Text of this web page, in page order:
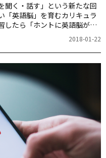
聞く・話す」という新たな回
「英語脳」を育むカリキュラ
したら「ホントに英語脳がで
師のnorizaruさんに、カラン
。 こんにちは。norizaruで
が、５年ほど前にアメリカ人
聞き取れなくてがくぜんとし
QQ English」 というオンラ
倍速で英語脳になる」とう
2018-01-22